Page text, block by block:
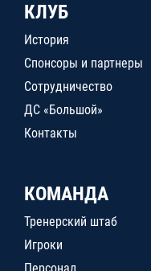
КЛУБ
История
Спонсоры и партнеры
Сотрудничество
ДС «Большой»
Контакты
КОМАНДА
Тренерский штаб
Игроки